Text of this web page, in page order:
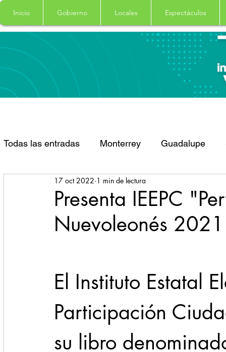
Inicio Gobierno Locales Espectáculos
Todas las entradas Monterrey Guadalupe
Santa Catarina San Pedro Garza Garcia
Espectaculos Clima Principal Salud
Seguridad 1 enero 31abr
Presenta IEEPC
Nuevoleonés
17 oct 2022 1 min de lectura
El Instituto Estatal
Participación
su libro